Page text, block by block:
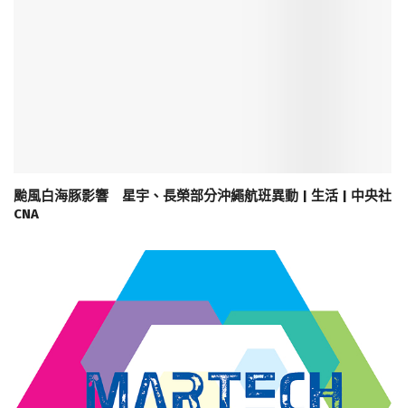
颱風白海豚影響 星宇、長榮部分沖繩航班異動 | 生活 | 中央社
CNA